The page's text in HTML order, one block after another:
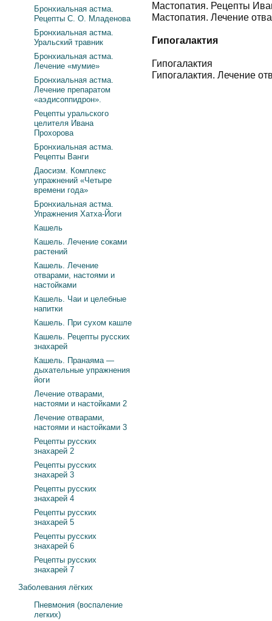
Мастопатия. Рецепты
Мастопатия. Лечение
Гипогалактия
Гипогалактия
Гипогалактия. Лечение
Бронхиальная астма.
Рецепты С. О. Младенова
Бронхиальная астма.
Уральский травник
Бронхиальная астма.
Лечение «мумие»
Бронхиальная астма.
Лечение препаратом
«аэдисоппидрон».
Рецепты уральского
целителя Ивана
Прохорова
Бронхиальная астма.
Рецепты Ванги
Даосизм. Комплекс
упражнений «Четыре
времени года»
Бронхиальная астма.
Упражнения Хатха-Йоги
Кашель
Кашель. Лечение соками
растений
Кашель. Лечение
отварами, настоями и
настойками
Кашель. Чаи и целебные
напитки
Кашель. При сухом кашле
Кашель. Рецепты русских
знахарей
Кашель. Пранаяма —
дыхательные упражнения
йоги
Лечение отварами,
настоями и настойками 2
Лечение отварами,
настоями и настойками 3
Рецепты русских
знахарей 2
Рецепты русских
знахарей 3
Рецепты русских
знахарей 4
Рецепты русских
знахарей 5
Рецепты русских
знахарей 6
Рецепты русских
знахарей 7
Заболевания лёгких
Пневмония (воспаление
легких)